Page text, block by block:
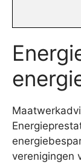
verenigingen